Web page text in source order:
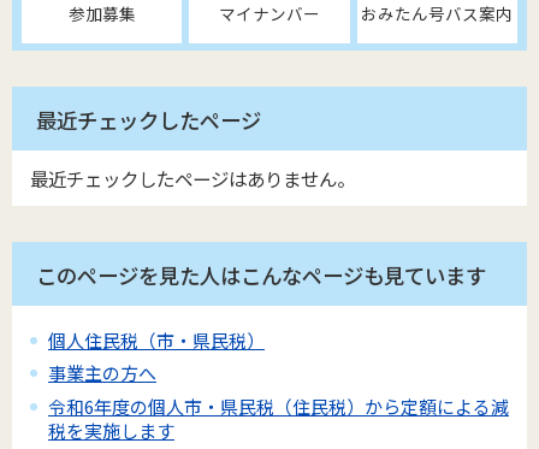
参加募集 マイナンバー おみたん号バス案内
最近チェックしたページ
最近チェックしたページはありません。
このページを見た人はこんなページも見ています
個人住民税（市・県民税）
事業主の方へ
令和6年度の個人市・県民税（住民税）から定額による減
税を実施します